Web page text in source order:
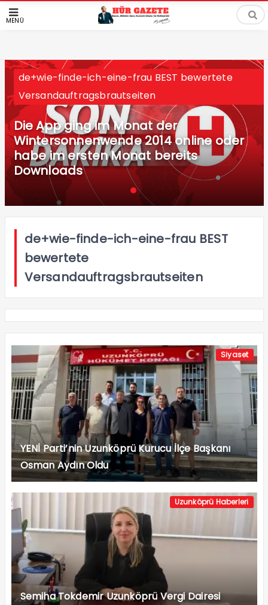
MENÜ
de+wie-finde-ich-eine-frau BEST bewertete
Versandauftragsbrautseiten
Die App ging im Monat der
Wintersonnenwende 2014 online oder
habe im ersten Monat bereits
Downloads
de+wie-finde-ich-eine-frau BEST
bewertete
Versandauftragsbrautseiten
Siyaset
YENİ Parti’nin Uzunköprü Kurucu İlçe Başkanı
Osman Aydın Oldu
Uzunköprü Haberleri
Semiha Tokdemir Uzunköprü Vergi Dairesi